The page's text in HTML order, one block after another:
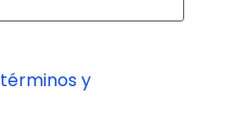
términos y